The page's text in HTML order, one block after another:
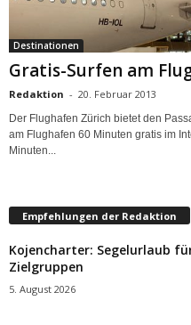
Destinationen
Gratis-Surfen am
Redaktion - 20. Februar 2013
Der Flughafen Zürich bietet den
am Flughafen 60 Minuten gratis im
Minuten...
Empfehlungen der Redaktion
Kojencharter: Segelurlaub
Zielgruppen
5. August 2026